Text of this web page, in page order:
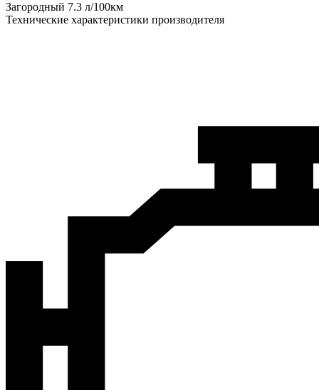
Загородный 7.3 л/100км
Технические характеристики производителя